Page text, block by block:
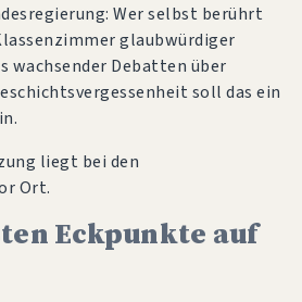
Wer selbst berührt
glaubwürdiger
wachsender Debatten über
soll das ein
liegt bei den
Ort.
Eckpunkte auf